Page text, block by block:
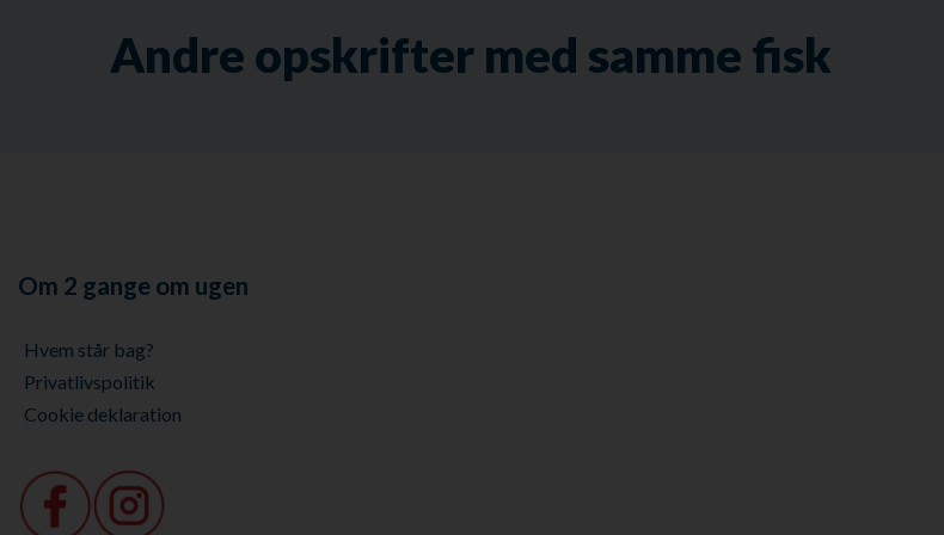
Andre opskrifter med samme fisk
Om 2 gange om ugen
Hvem står bag?
Privatlivspolitik
Cookie deklaration